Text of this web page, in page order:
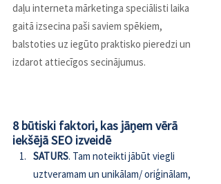
daļu interneta mārketinga speciālisti laika
gaitā izsecina paši saviem spēkiem,
balstoties uz iegūto praktisko pieredzi un
izdarot attiecīgos secinājumus.
8 būtiski faktori, kas jāņem vērā
iekšējā SEO izveidē
SATURS. Tam noteikti jābūt viegli
uztveramam un unikālam/ oriģinālam,